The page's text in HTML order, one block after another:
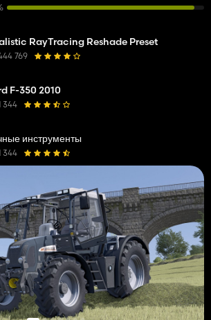
RayTracing Reshade Preset
769
F-350 2010
344
инструменты
344